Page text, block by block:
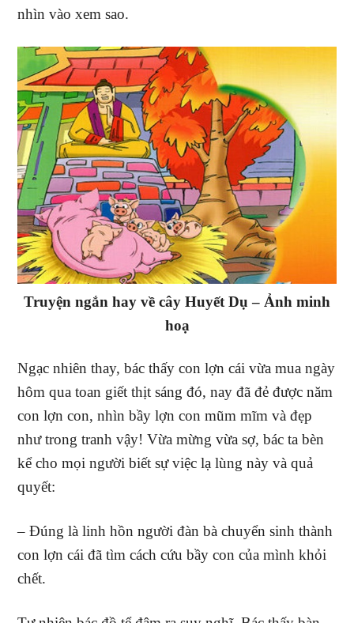
nhìn vào xem sao.
Truyện ngắn hay về cây Huyết Dụ – Ảnh minh
hoạ
Ngạc nhiên thay, bác thấy con lợn cái vừa mua ngày
hôm qua toan giết thịt sáng đó, nay đã đẻ được năm
con lợn con, nhìn bầy lợn con mũm mĩm và đẹp
như trong tranh vậy! Vừa mừng vừa sợ, bác ta bèn
kể cho mọi người biết sự việc lạ lùng này và quả
quyết:
– Đúng là linh hồn người đàn bà chuyển sinh thành
con lợn cái đã tìm cách cứu bầy con của mình khỏi
chết.